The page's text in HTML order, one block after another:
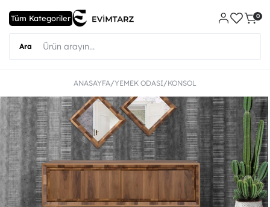
0
ANASAYFA YEMEK ODASI KONSOL